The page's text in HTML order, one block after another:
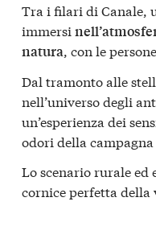
Tra i filari di Canale,
immersi
natura, con le
Dal tramonto alle
nell’universo degli
un’esperienza dei
odori della
Lo scenario rurale ed
cornice perfetta della